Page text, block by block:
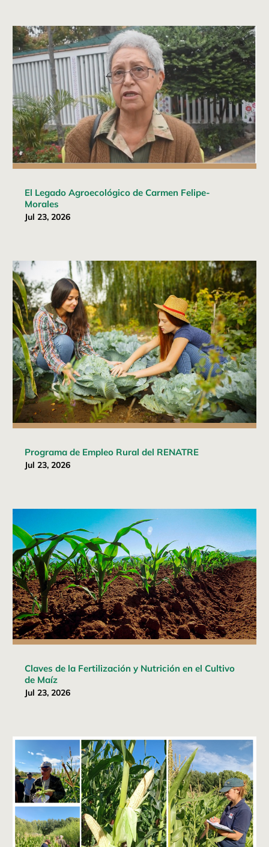
El Legado Agroecológico de Carmen Felipe-
Morales
Jul 23, 2026
Programa de Empleo Rural del RENATRE
Jul 23, 2026
Claves de la Fertilización y Nutrición en el Cultivo
de Maíz
Jul 23, 2026